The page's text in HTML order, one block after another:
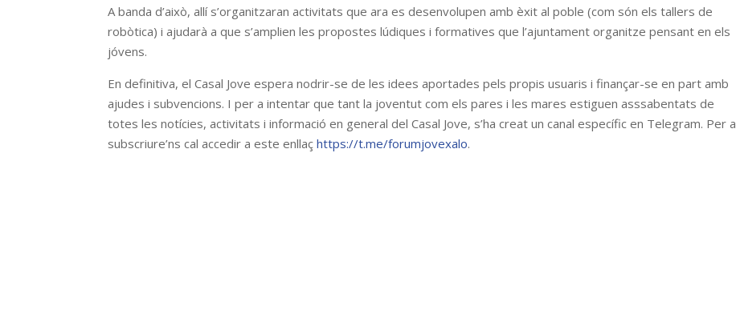
A banda d’això, allí s’organitzaran activitats que ara es desenvolupen amb èxit al poble (com són els tallers de
robòtica) i ajudarà a que s’amplien les propostes lúdiques i formatives que l’ajuntament organitze pensant en els
jóvens.
En definitiva, el Casal Jove espera nodrir-se de les idees aportades pels propis usuaris i finançar-se en part amb
ajudes i subvencions. I per a intentar que tant la joventut com els pares i les mares estiguen asssabentats de
totes les notícies, activitats i informació en general del Casal Jove, s’ha creat un canal específic en Telegram. Per a
subscriure’ns cal accedir a este enllaçhttps://t.me/forumjovexalo.